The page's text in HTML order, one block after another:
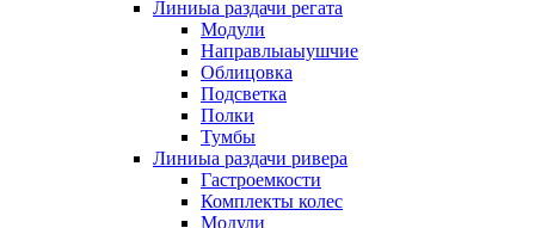
Линиыа раздачи регата
Модули
Направлыаыушчие
Облицовка
Подсветка
Полки
Тумбы
Линиыа раздачи ривера
Гастроемкости
Комплекты колес
Модули